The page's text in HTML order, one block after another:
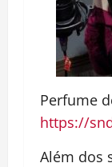
Perfume
https://
Além dos